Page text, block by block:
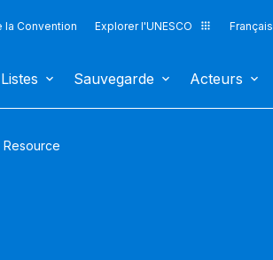
la Convention Explorer l'UNESCO
Français
Listes Sauvegarde Acteurs
Resource